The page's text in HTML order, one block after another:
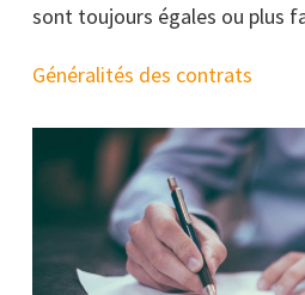
sont toujours égales ou plus
Généralités des contrats